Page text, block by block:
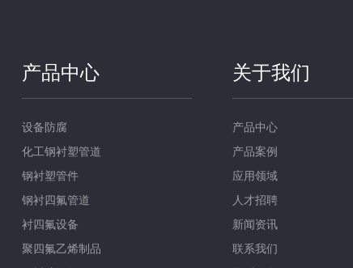
产品中心
设备防腐
化工钢衬塑管道
钢衬塑管件
钢衬四氟管道
衬四氟设备
聚四氟乙烯制品
关于我们
产品中心
产品案例
应用领域
人才招聘
新闻资讯
联系我们